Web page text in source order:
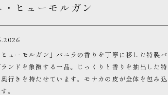
・ヒューモルガン
ヒューモルガン」バニラの香りを丁寧に移した特製
ンドを象徴する一品。じっくりと香りを抽出した
行きを持たせています。モナカの皮が全体を包み
。